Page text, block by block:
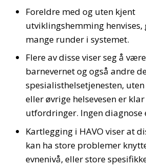
Foreldre med og uten kjent
utviklingshemming henvises,
mange runder i systemet.
Flere av disse viser seg å
barnevernet og også andre
spesialisthelsetjenesten,
eller øvrige helsevesen er
utfordringer. Ingen diagnose
Kartlegging i HAVO viser at
kan ha store problemer
evnenivå, eller store